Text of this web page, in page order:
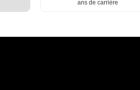
ans de carrière